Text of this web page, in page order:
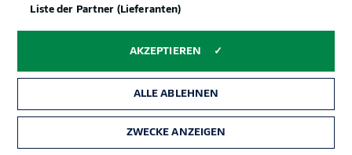
50 Punkte – eingestellter Vereinsrekord.
Abstieg besiegelt
Der Abstieg von Greuther Fürth steht seit dem letzten
Spieltag fest – wie 2012/13 war nach dem 31. Spieltag
alles klar.
Liste der Partner (Lieferanten)
AKZEPTIEREN
ALLE ABLEHNEN
ZWECKE ANZEIGEN